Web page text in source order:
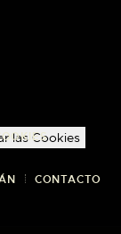
CONTACTO
las Cookies